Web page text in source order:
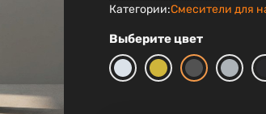
Категории:Смесители для
Выберите цвет